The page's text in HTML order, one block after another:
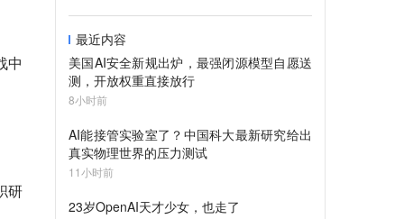
中
研
最近内容
美国AI安全新规出炉，最强闭源模型自愿送
测，开放权重直接放行
8小时前
AI能接管实验室了？中国科大最新研究给出
真实物理世界的压力测试
11小时前
23岁OpenAI天才少女，也走了